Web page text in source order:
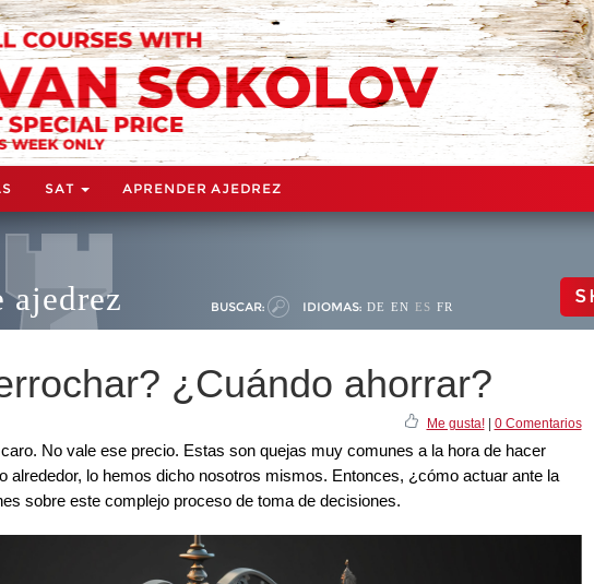
SAT APRENDER AJEDREZ
ajedrez BUSCAR: IDIOMAS: DE EN ES FR
¿Cuándo ahorrar?
Me gusta!| 0 Comentarios
No vale ese precio. Estas son quejas muy comunes a la hora de hacer
alrededor, lo hemos dicho nosotros mismos. Entonces, ¿cómo actuar ante la
sobre este complejo proceso de toma de decisiones.